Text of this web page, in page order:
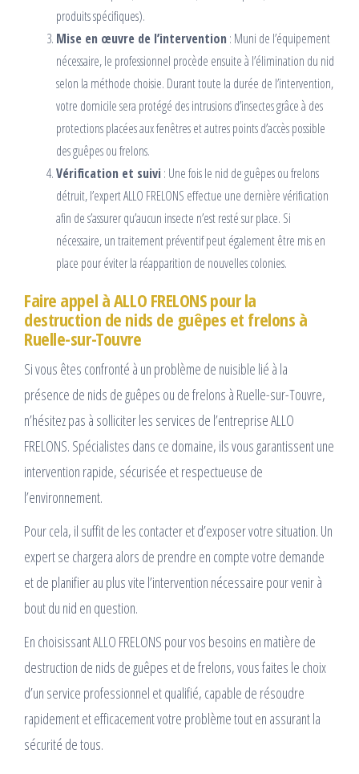
produits spécifiques).
Mise en œuvre de l’intervention : Muni de l’équipement
nécessaire, le professionnel procède ensuite à l’élimination du nid
selon la méthode choisie. Durant toute la durée de l’intervention,
votre domicile sera protégé des intrusions d’insectes grâce à des
protections placées aux fenêtres et autres points d’accès possible
des guêpes ou frelons.
Vérification et suivi : Une fois le nid de guêpes ou frelons
détruit, l’expert ALLO FRELONS effectue une dernière vérification
afin de s’assurer qu’aucun insecte n’est resté sur place. Si
nécessaire, un traitement préventif peut également être mis en
place pour éviter la réapparition de nouvelles colonies.
Faire appel à ALLO FRELONS pour la
destruction de nids de guêpes et frelons à
Ruelle-sur-Touvre
Si vous êtes confronté à un problème de nuisible lié à la
présence de nids de guêpes ou de frelons à Ruelle-sur-Touvre,
n’hésitez pas à solliciter les services de l’entreprise ALLO
FRELONS. Spécialistes dans ce domaine, ils vous garantissent une
intervention rapide, sécurisée et respectueuse de
l’environnement.
Pour cela, il suffit de les contacter et d’exposer votre situation. Un
expert se chargera alors de prendre en compte votre demande
et de planifier au plus vite l’intervention nécessaire pour venir à
bout du nid en question.
En choisissant ALLO FRELONS pour vos besoins en matière de
destruction de nids de guêpes et de frelons, vous faites le choix
d’un service professionnel et qualifié, capable de résoudre
rapidement et efficacement votre problème tout en assurant la
sécurité de tous.